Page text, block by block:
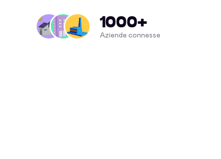
1000+
Aziende connesse